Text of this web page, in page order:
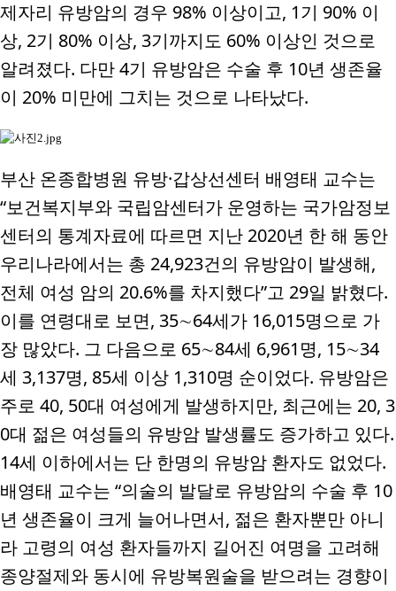
제자리 유방암의 경우 98% 이상이고, 1기 90% 이
상, 2기 80% 이상, 3기까지도 60% 이상인 것으로
알려졌다. 다만4기 유방암은 수술 후 10년 생존율
이 20% 미만에 그치는 것으로 나타났다.
부산 온종합병원 유방·갑상선센터 배영태 교수는
“보건복지부와 국립암센터가 운영하는 국가암정보
센터의 통계자료에 따르면 지난 2020년 한 해 동안
우리나라에서는 총 24,923건의 유방암이 발생해,
전체 여성 암의 20.6%를 차지했다”고 29일 밝혔다.
이를 연령대로 보면, 35∼64세가 16,015명으로 가
장 많았다. 그 다음으로 65∼84세 6,961명, 15∼34
세 3,137명, 85세 이상 1,310명 순이었다. 유방암은
주로 40, 50대 여성에게 발생하지만, 최근에는 20, 3
0대 젊은 여성들의 유방암 발생률도 증가하고 있다.
14세 이하에서는 단 한명의 유방암 환자도 없었다.
배영태 교수는 “의술의 발달로 유방암의 수술 후 10
년 생존율이 크게 늘어나면서, 젊은 환자뿐만 아니
라 고령의 여성 환자들까지 길어진 여명을 고려해
종양절제와 동시에 유방복원술을 받으려는 경향이